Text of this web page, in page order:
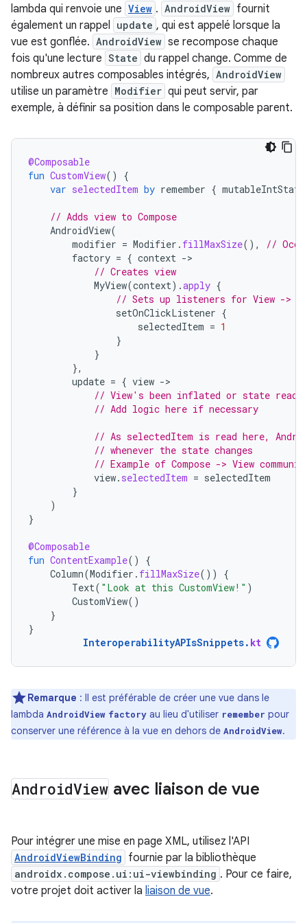
lambda qui renvoie une View . AndroidView fournit
également un rappel update , qui est appelé lorsque la
vue est gonflée. AndroidView se recompose chaque
fois qu'une lecture State du rappel change. Comme de
nombreux autres composables intégrés, AndroidView
utilise un paramètre Modifier qui peut servir, par
exemple, à définir sa position dans le composable parent.
@Composable
fun CustomView()
{
var selectedItem by remember {
// Adds view to Compose
AndroidView(
modifier = Modifier . fillMaxSize(),
//
factory = { context -
// Creates view
MyView(context).apply {
// Sets up listeners for View ->
setOnClickListener {
selectedItem = 1
}
}
},
update = { view -
// View's been inflated or state read
// Add logic here if necessary
// As selectedItem is read here,
// whenever the state changes
// Example of Compose -> View
view. selectedItem = selectedItem
}
)
}
@Composable
fun ContentExample()
{
Column(Modifier . fillMaxSize())
{
Text( "Look at this CustomView!" )
CustomView()
}
}
InteroperabilityAPIsSnippets. kt
Remarque : Il est préférable de créer une vue dans le
lambda AndroidView factory au lieu d'utiliser remember pour
conserver une référence à la vue en dehors de AndroidView.
AndroidView avec liaison de vue
Pour intégrer une mise en page XML, utilisez l'API
AndroidViewBinding fournie par la bibliothèque
androidx.compose.ui:ui-viewbinding . Pour ce faire,
votre projet doit activer la liaison de vue.